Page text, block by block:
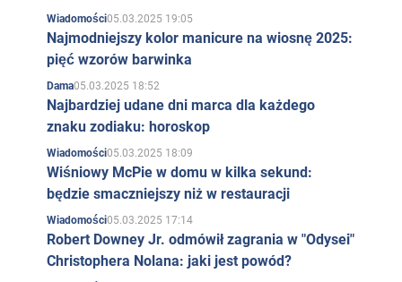
Wiadomości05.03.2025 19:05
Najmodniejszy kolor manicure na wiosnę 2025:
pięć wzorów barwinka
Dama05.03.2025 18:52
Najbardziej udane dni marca dla każdego
znaku zodiaku: horoskop
Wiadomości05.03.2025 18:09
Wiśniowy McPie w domu w kilka sekund:
będzie smaczniejszy niż w restauracji
Wiadomości05.03.2025 17:14
Robert Downey Jr. odmówił zagrania w "Odysei"
Christophera Nolana: jaki jest powód?